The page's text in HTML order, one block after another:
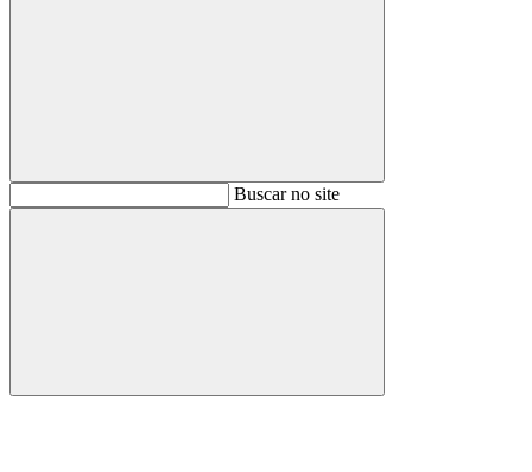
BuscarBuscar no site
Buscar